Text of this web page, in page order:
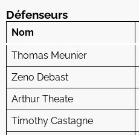
Défenseurs
Nom
Thomas Meunier
Zeno Debast
Arthur Theate
Timothy Castagne